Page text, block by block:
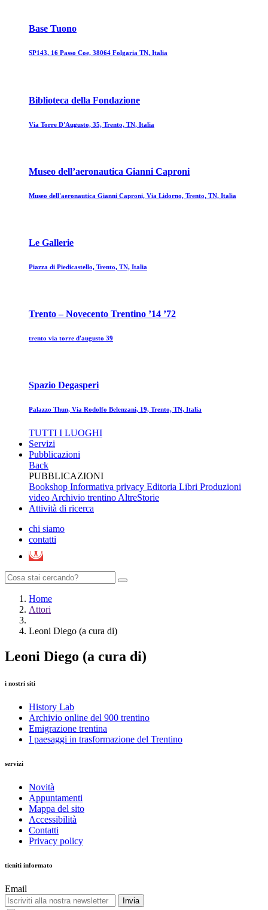
Base Tuono
SP143, 16 Passo Coe, 38064 Folgaria TN, Italia
Biblioteca della Fondazione
Via Torre D'Augusto, 35, Trento, TN, Italia
Museo dell’aeronautica Gianni Caproni
Museo dell'aeronautica Gianni Caproni, Via Lidorno, Trento, TN, Italia
Le Gallerie
Piazza di Piedicastello, Trento, TN, Italia
Trento – Novecento Trentino ’14 ’72
trento via torre d'augusto 39
Spazio Degasperi
Palazzo Thun, Via Rodolfo Belenzani, 19, Trento, TN, Italia
TUTTI I LUOGHI
Servizi
Pubblicazioni
Back
PUBBLICAZIONI
Bookshop Informativa privacy Editoria Libri Produzioni
videoArchivio trentinoAltreStorie
Attività di ricerca
chi siamo
contatti
Home
Attori
Leoni Diego (a cura di)
Leoni Diego (a cura di)
i nostri siti
History Lab
Archivio online del 900 trentino
Emigrazione trentina
I paesaggi in trasformazione del Trentino
servizi
Novità
Appuntamenti
Mappa del sito
Accessibilità
Contatti
Privacy policy
tieniti informato
Email
Invia